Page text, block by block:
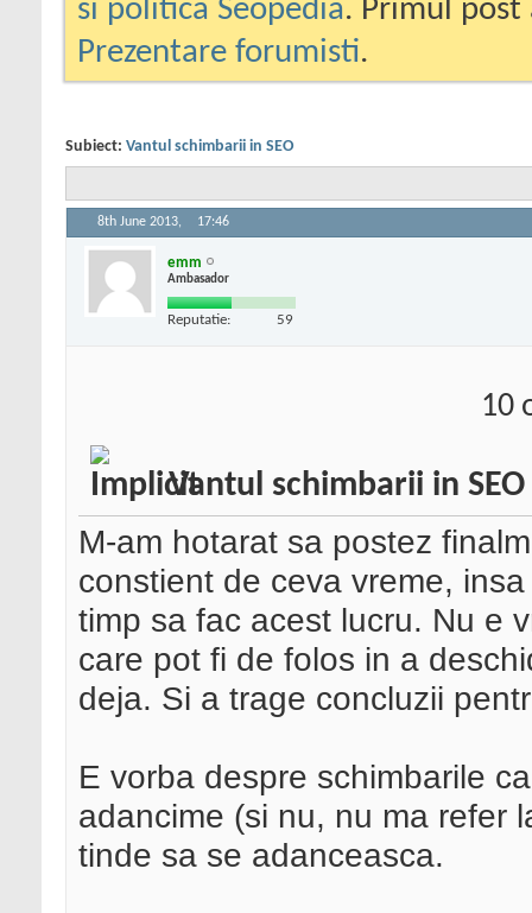
si politica Seopedia. Primul
Prezentare forumisti.
Subiect: Vantul schimbarii in SEO
8th June 2013, 17:46
emm
Ambasador
Reputatie: 59
10
Vantul schimbarii in SEO
M-am hotarat sa postez
constient de ceva vreme,
timp sa fac acest lucru. Nu e
care pot fi de folos in a
deja. Si a trage concluzii
E vorba despre schimbarile
adancime (si nu, nu ma refer
tinde sa se adanceasca.